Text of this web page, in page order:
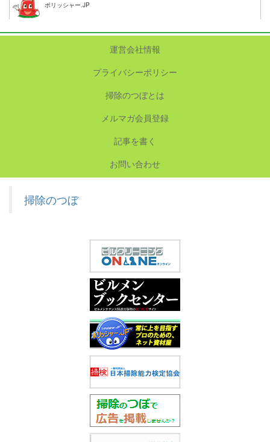
ポリッシャー.JP
運営会社情報
プライバシーポリシー
掃除のつぼとは
メルマガ会員登録
記事を書く
お問い合わせ
掃除のつぼ